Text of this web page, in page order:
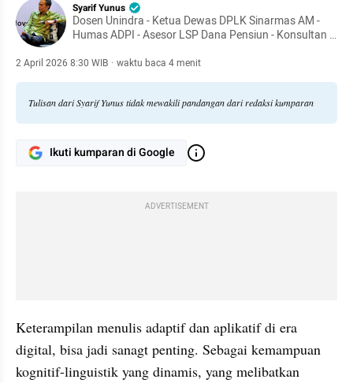
Syarif Yunus
Dosen Unindra - Ketua Dewas DPLK Sinarmas AM -
Humas ADPI - Asesor LSP Dana Pensiun - Konsultan -
Pustaka - Penulis 54 buku
2 April 2026 8:30 WIB · waktu baca 4 menit
Tulisan dari Syarif Yunus tidak mewakili pandangan dari redaksi kumparan
Ikuti kumparan di Google
ADVERTISEMENT
Keterampilan menulis adaptif dan aplikatif di era
digital, bisa jadi sanagt penting. Sebagai kemampuan
kognitif-linguistik yang dinamis, yang melibatkan